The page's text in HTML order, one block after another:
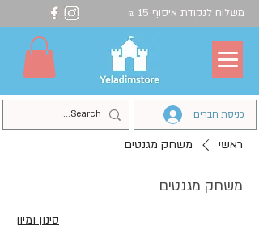
משלוח לנקודת איסוף 15 ₪
כניסת חברים
ראשי משחק מגנטים
משחק מגנטים
סינון ומיון